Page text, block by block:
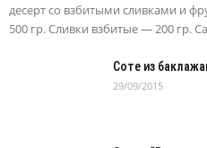
десерт со взбитыми сливками и
500 гр. Сливки взбитые — 200 гр.
Соте из
29/09/2015